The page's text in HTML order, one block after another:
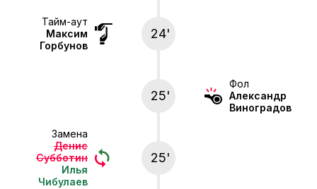
Тайм-аут
Максим
Горбунов
24'
25'
Фол
Александр
Виноградов
Замена
Денис
Субботин
Илья
Чибулаев
25'